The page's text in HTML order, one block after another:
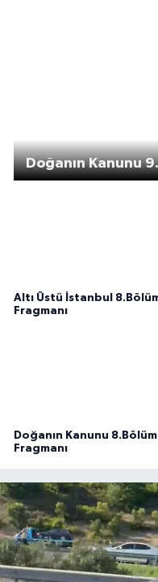
Anadolu Otoyolu'nda
kamyonet çekiciye çarptı!